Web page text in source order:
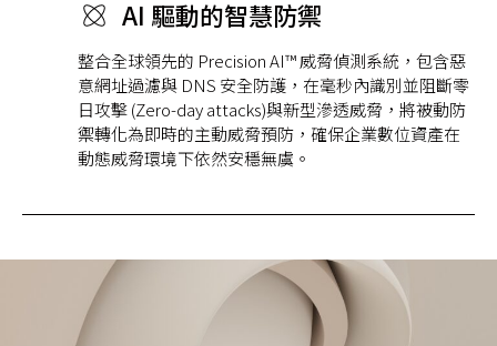
AI 驅動的智慧防禦
整合全球領先的 Precision AI™ 威脅偵測系統，包含惡
意網址過濾與 DNS 安全防護，在毫秒內識別並阻斷零
日攻擊 (Zero-day attacks)與新型滲透威脅，將被動防
禦轉化為即時的主動威脅預防，確保企業數位資產在
動態威脅環境下依然安穩無虞。